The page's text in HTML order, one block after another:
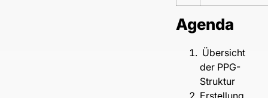
Agenda
Übersicht
der PPG-
Struktur